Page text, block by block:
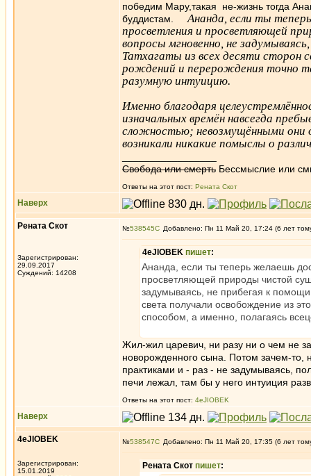
победим Мару,такая не-жизнь тогда
буддистам. Ананда, если ты
просветления и просветляющей
вопросы мгновенно, не
Татхагаты из всех десяти сторон
рождений и перерождения точно
разумную интуицию.
Именно благодаря
изначальных времён навсегда
сложностью; невозмущёнными они
возникали никакие помыслы о
Свобода или смерть Бессмыслие или
Ответы на этот пост: Рената Скот
Наверх
Рената Скот
Зарегистрирован:
29.09.2017
Суждений: 14208
№538545 Добавлено: Пн 11 Май 20, 17:24 (6 лет
4eJIOBEK пишет:
Ананда, если ты теперь желаешь
просветляющей природы чистой
задумываясь, не прибегая к помощи
света получали освобождение из
способом, а именно, полагаясь
Жил-жил царевич, ни разу ни о чем не
новорожденного сына. Потом зачем-то,
практиками и - раз - не задумываясь,
печи лежал, там бы у него интуиция
Ответы на этот пост: 4eJIOBEK
Наверх
4eJIOBEK
Зарегистрирован:
15.01.2019
№538547 Добавлено: Пн 11 Май 20, 17:35 (6 лет
Рената Скот пишет: